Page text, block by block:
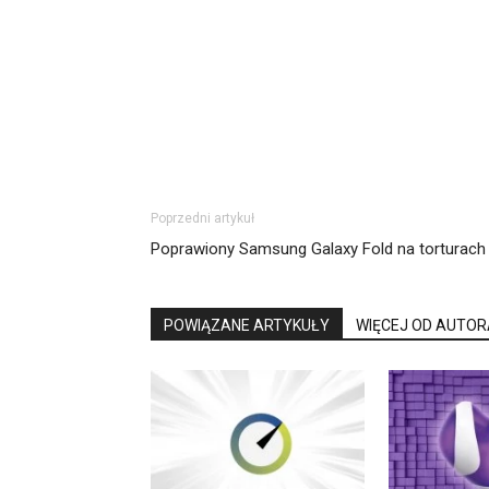
Poprzedni artykuł
Poprawiony Samsung Galaxy Fold na torturach
POWIĄZANE ARTYKUŁY WIĘCEJ OD